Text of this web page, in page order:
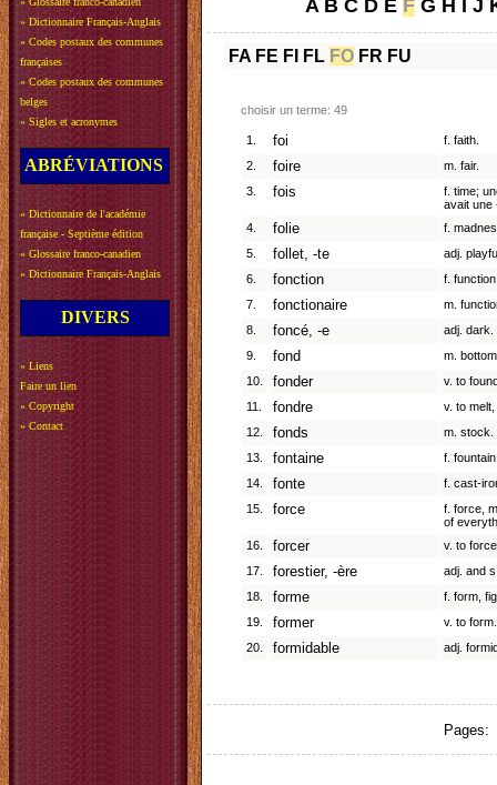
» Dictionnaire Français-Anglais
» Codes postaux des communes
françaises
» Codes postaux des communes
belges
» Sigles et acronymes
ABRÉVIATIONS
» Dictionnaire de l'académie
française - Septième édition
» Glossaire franco-canadien
» Dictionnaire Français-Anglais
DIVERS
» Liens
Faire un lien
» Copyright
» Contact
A B C D E F G H I J
FA FE FI FL FO FR FU
choisir un terme: 49
1. foi
f. faith.
2.
foire
m. fair.
3.
fois
f. time;
avait une
4.
folie
f.
5.
follet, -te
adj.
6.
fonction
f.
7.
fonctionaire
m.
8.
foncé, -e
adj. dark.
9.
fond
m.
10.
fonder
v. to
11.
fondre
v. to
12.
fonds
m. stock.
13.
fontaine
f.
14.
fonte
f. cast-
15.
force
f. force,
of
16.
forcer
v. to
17.
forestier, -ère
adj. and
18.
forme
f. form,
19.
former
v. to form.
20.
formidable adj.